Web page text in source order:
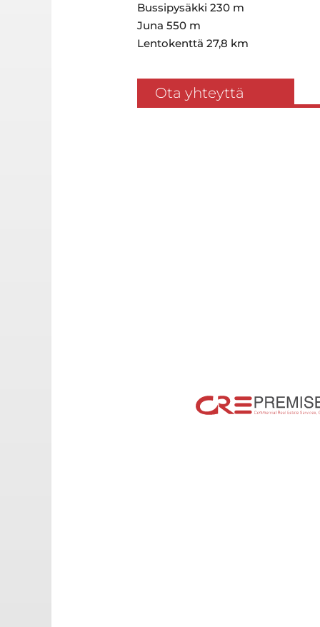
Bussipysäkki 230 m
Juna 550 m
Lentokenttä 27,8 km
Ota yhteyttä